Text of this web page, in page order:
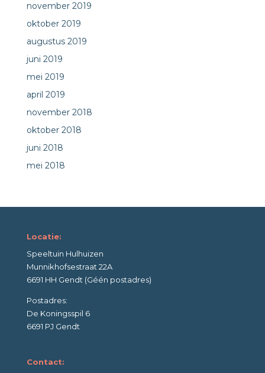
november 2019
oktober 2019
augustus 2019
juni 2019
mei 2019
april 2019
november 2018
oktober 2018
juni 2018
mei 2018
Locatie:
Speeltuin Hulhuizen
Munnikhofsestraat 22A
6691 HH Gendt (Géén postadres)
Postadres:
De Koningsspil 6
6691 PJ Gendt
Contact: